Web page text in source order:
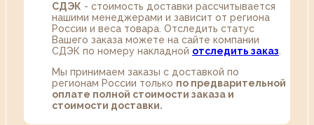
СДЭК - стоимость доставки рассчитывается
нашими менеджерами и зависит от региона
России и веса товара. Отследить статус
Вашего заказа можете на сайте компании
СДЭК по номеру накладной отследить заказ
Мы принимаем заказы с доставкой по
регионам России только по предварительной
оплате полной стоимости заказа и
стоимости доставки.